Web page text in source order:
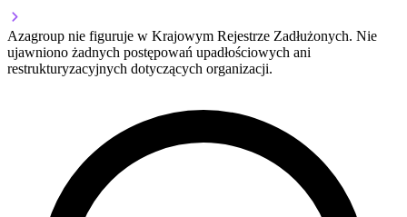
Azagroup nie figuruje w Krajowym Rejestrze Zadłużonych. Nie
ujawniono żadnych postępowań upadłościowych ani
restrukturyzacyjnych dotyczących organizacji.